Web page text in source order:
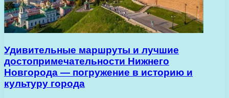
Удивительные маршруты и лучшие
достопримечательности Нижнего
Новгорода — погружение в историю и
культуру города